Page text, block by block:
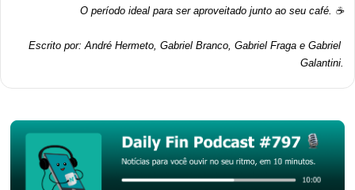
O período ideal para ser aproveitado junto ao seu café. ☕
Escrito por: André Hermeto, Gabriel Branco, Gabriel Fraga e Gabriel
Galantini.